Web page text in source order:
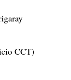
CCT)